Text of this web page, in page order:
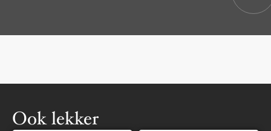
Ook lekker